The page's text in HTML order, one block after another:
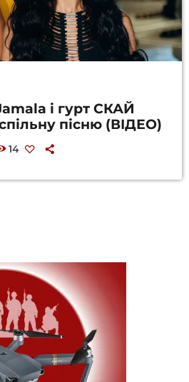
і гурт СКАЙ
пісню (ВІДЕО)
14